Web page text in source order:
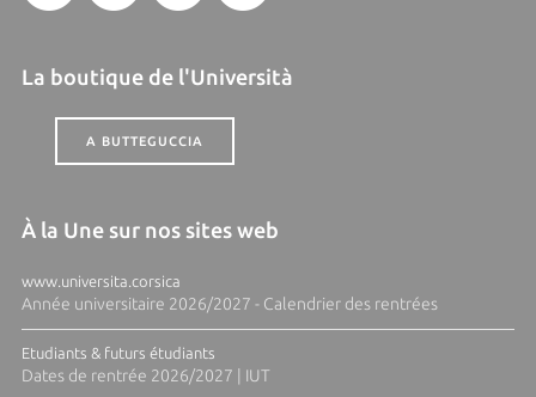
La boutique de l'Università
A BUTTEGUCCIA
À la Une sur nos sites web
www.universita.corsica
Année universitaire 2026/2027 - Calendrier des rentrées
Etudiants & futurs étudiants
Dates de rentrée 2026/2027 | IUT